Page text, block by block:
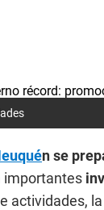
n se
importantes
actividades,